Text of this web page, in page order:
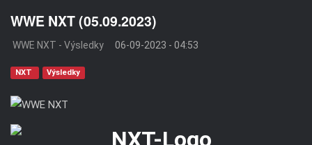
WWE NXT (05.09.2023)
WWE NXT - Výsledky 06-09-2023 - 04:53
NXT Výsledky